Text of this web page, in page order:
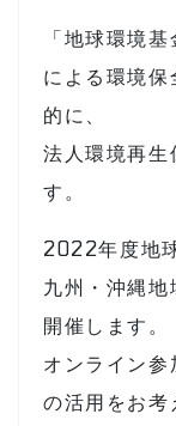
「地球環境
による環境保
的に
法人環境再生
す。
2022年度地
九州・沖縄地
開催します。
オンライン参
の活用をお考